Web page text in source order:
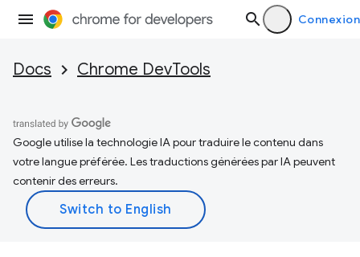
Connexion
Docs Chrome DevTools
Google utilise la technologie IA pour traduire le contenu dans
votre langue préférée. Les traductions générées par IA peuvent
contenir des erreurs.